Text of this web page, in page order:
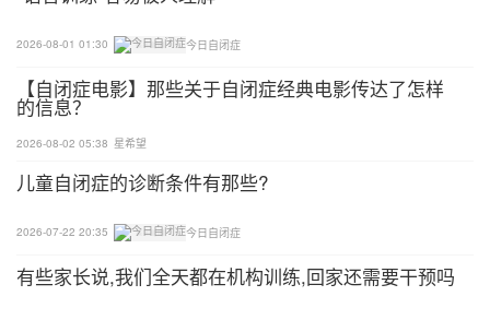
为什么要干预孩子的自我刺激
1、严重分散孩子的注意力。
干预教学活动中，老师需要一直纠正提醒孩子停止自
我刺激行为，孩子没有办法同时进行老师安排的教学
活动与自我刺激行为。
2026-08-01 01:30 今日自闭症
【自闭症电影】那些关于自闭症经典电影传达了怎样
的信息？
2026-08-02 05:38 星希望
儿童自闭症的诊断条件有那些?
2026-07-22 20:35 今日自闭症
有些家长说,我们全天都在机构训练,回家还需要干预吗